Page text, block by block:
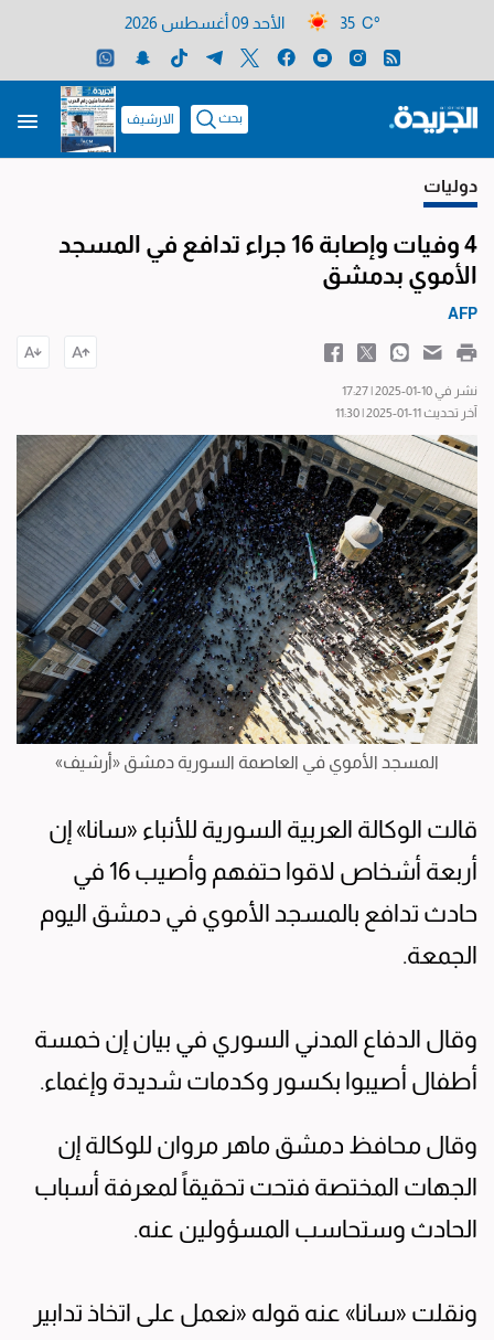
35 C° الأحد 09 أغسطس 2026
بحث الارشيف
دوليات
4 وفيات وإصابة 16 جراء تدافع في المسجد
الأموي بدمشق
AFP
نشر في 10-01-2025 | 17:27
آخر تحديث 11-01-2025 | 11:30
المسجد الأموي في العاصمة السورية دمشق «أرشيف»
قالت الوكالة العربية السورية للأنباء «سانا» إن
أربعة أشخاص لاقوا حتفهم وأصيب 16 في
حادث تدافع بالمسجد الأموي في دمشق اليوم
الجمعة.
وقال الدفاع المدني السوري في بيان إن خمسة
أطفال أصيبوا بكسور وكدمات شديدة وإغماء.
وقال محافظ دمشق ماهر مروان للوكالة إن
الجهات المختصة فتحت تحقيقاً لمعرفة أسباب
الحادث وستحاسب المسؤولين عنه.
ونقلت «سانا» عنه قوله «نعمل على اتخاذ تدابير